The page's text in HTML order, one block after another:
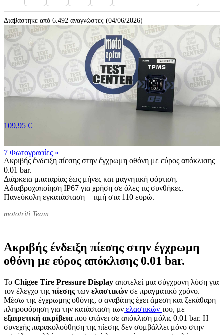
Διαβάστηκε από 6.492 αναγνώστες (04/06/2026)
7 Φωτογραφίες »
109,95 €
Ακριβής ένδειξη πίεσης στην έγχρωμη οθόνη με εύρος απόκλισης
0.01 bar.
Διάρκεια μπαταρίας έως μήνες και μαγνητική φόρτιση.
Αδιαβροχοποίηση IP67 για χρήση σε όλες τις συνθήκες.
Πανεύκολη εγκατάσταση – τιμή στα 110 ευρώ.
mototriti Team
Ακριβής ένδειξη πίεσης στην έγχρωμη
οθόνη με εύρος απόκλισης 0.01 bar.
Το Chigee Tire Pressure Display αποτελεί μια σύγχρονη λύση για
τον έλεγχο της πίεσης των ελαστικών σε πραγματικό χρόνο.
Μέσω της έγχρωμης οθόνης, ο αναβάτης έχει άμεση και ξεκάθαρη
πληροφόρηση για την κατάσταση των ελαστικών του, με
εξαιρετική ακρίβεια που φτάνει σε απόκλιση μόλις 0.01 bar. Η
συνεχής παρακολούθηση της πίεσης δεν συμβάλλει μόνο στην